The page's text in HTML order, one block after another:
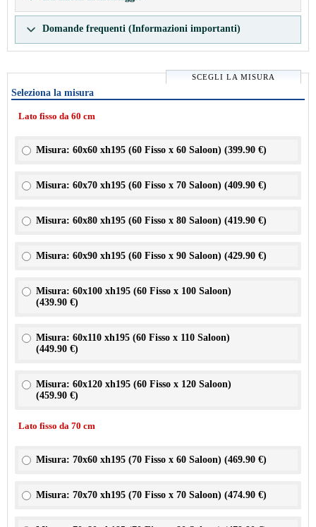
Domande frequenti (Informazioni importanti)
SCEGLI LA MISURA
Seleziona la misura
Lato fisso da 60 cm
Misura: 60x60 xh195 (60 Fisso x 60 Saloon) (399.90 €)
Misura: 60x70 xh195 (60 Fisso x 70 Saloon) (409.90 €)
Misura: 60x80 xh195 (60 Fisso x 80 Saloon) (419.90 €)
Misura: 60x90 xh195 (60 Fisso x 90 Saloon) (429.90 €)
Misura: 60x100 xh195 (60 Fisso x 100 Saloon)
(439.90 €)
Misura: 60x110 xh195 (60 Fisso x 110 Saloon)
(449.90 €)
Misura: 60x120 xh195 (60 Fisso x 120 Saloon)
(459.90 €)
Lato fisso da 70 cm
Misura: 70x60 xh195 (70 Fisso x 60 Saloon) (469.90 €)
Misura: 70x70 xh195 (70 Fisso x 70 Saloon) (474.90 €)